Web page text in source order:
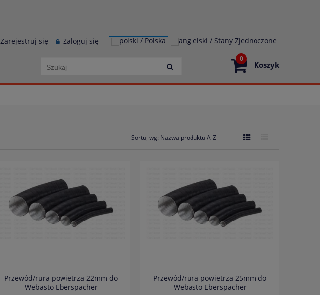
Zarejestruj się Zaloguj się
Koszyk
0
Sortuj wg: Nazwa produktu A-Z
Przewód/rura powietrza 22mm do
Webasto Eberspacher
Przewód/rura powietrza 25mm do
Webasto Eberspacher